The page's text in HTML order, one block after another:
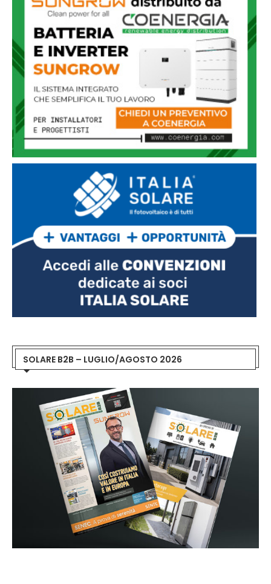
SOLARE B2B – LUGLIO/AGOSTO 2026